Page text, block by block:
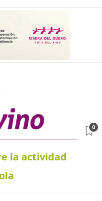
la actividad
0